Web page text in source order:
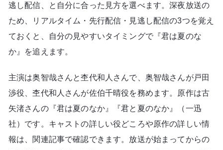
逃し配信、と自分に合った見方を選べます。深夜放送の
ため、リアルタイム・先行配信・見逃し配信の3つを覚え
ておくと、自分の見やすいタイミングで『君は夏のな
か』を追えます。
主演は奥智哉さんと杢代和人さんで、奥智哉さんが戸田
渉役、杢代和人さんが佐伯千晴役を務めます。原作は古
矢渚さんの『君は夏のなか』『君と夏のなか』（一迅
社）です。キャストの詳しい役どころや原作の詳しい情
報は、関連記事で確認できます。放送が始まってからの